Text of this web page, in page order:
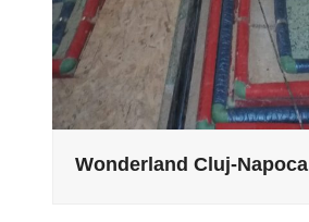
Wonderland Cluj-Napoca